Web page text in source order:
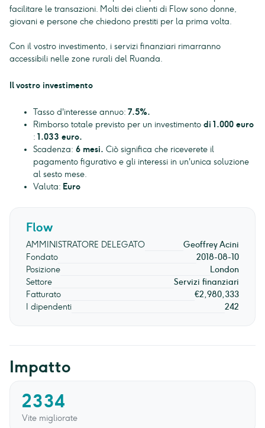
facilitare le transazioni. Molti dei clienti di Flow sono donne,
giovani e persone che chiedono prestiti per la prima volta.
Con il vostro investimento, i servizi finanziari rimarranno
accessibili nelle zone rurali del Ruanda.
Il vostro investimento
Tasso d'interesse annuo: 7.5%.
Rimborso totale previsto per un investimento di 1.000 euro
: 1.033 euro.
Scadenza: 6 mesi. Ciò significa che riceverete il
pagamento figurativo e gli interessi in un'unica soluzione
al sesto mese.
Valuta: Euro
Flow
AMMINISTRATORE DELEGATO
Geoffrey Acini
Fondato
2018-08-10
Posizione
London
Settore
Servizi finanziari
Fatturato
€2,980,333
I dipendenti
242
Impatto
2334
Vite migliorate